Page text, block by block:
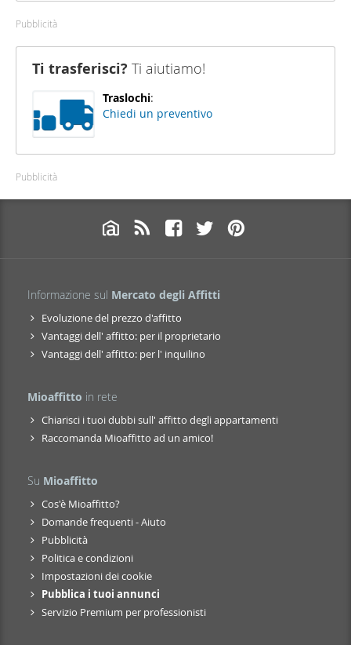
Pubblicità
Ti trasferisci? Ti aiutiamo!
Traslochi:
Chiedi un preventivo
Pubblicità
Informazione sul Mercato degli Affitti
Evoluzione del prezzo d'affitto
Vantaggi dell' affitto: per il proprietario
Vantaggi dell' affitto: per l' inquilino
Mioaffitto in rete
Chiarisci i tuoi dubbi sull' affitto degli appartamenti
Raccomanda Mioaffitto ad un amico!
Su Mioaffitto
Cos'è Mioaffitto?
Domande frequenti - Aiuto
Pubblicità
Politica e condizioni
Impostazioni dei cookie
Pubblica i tuoi annunci
Servizio Premium per professionisti